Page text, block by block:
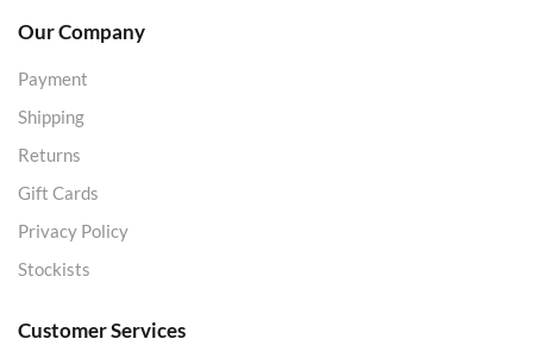
Our Company
Payment
Shipping
Returns
Gift Cards
Privacy Policy
Stockists
Customer Services